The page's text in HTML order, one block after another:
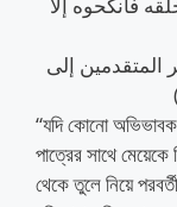
إلى
“যদি কোনো
পাত্রের সাথে
থেকে তুলে নিয়ে